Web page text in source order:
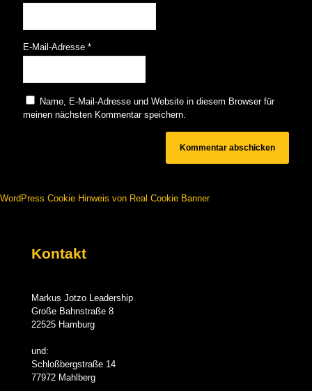
E-Mail-Adresse *
Name, E-Mail-Adresse und Website in diesem Browser für
meinen nächsten Kommentar speichern.
Kontakt
Markus Jotzo Leadership
Große Bahnstraße 8
22525 Hamburg
und:
Schloßbergstraße 14
77972 Mahlberg
WordPress Cookie Hinweis von Real Cookie Banner